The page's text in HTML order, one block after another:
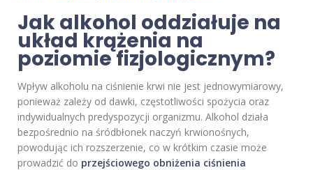
Jak alkohol oddziałuje na
układ krążenia na
poziomie fizjologicznym?
Wpływ alkoholu na ciśnienie krwi nie jest jednowymiarowy,
ponieważ zależy od dawki, częstotliwości spożycia oraz
indywidualnych predyspozycji organizmu. Alkohol działa
bezpośrednio na śródbłonek naczyń krwionośnych,
powodując ich rozszerzenie, co w krótkim czasie może
prowadzić do przejściowego obniżenia ciśnienia